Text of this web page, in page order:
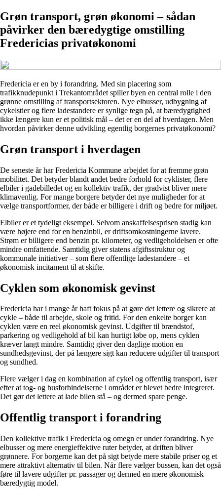
Grøn transport, grøn økonomi – sådan
påvirker den bæredygtige omstilling
Fredericias privatøkonomi
Fredericia er en by i forandring. Med sin placering som
trafikknudepunkt i Trekantområdet spiller byen en central rolle i den
grønne omstilling af transportsektoren. Nye elbusser, udbygning af
cykelstier og flere ladestandere er synlige tegn på, at bæredygtighed
ikke længere kun er et politisk mål – det er en del af hverdagen. Men
hvordan påvirker denne udvikling egentlig borgernes privatøkonomi?
Grøn transport i hverdagen
De seneste år har Fredericia Kommune arbejdet for at fremme grøn
mobilitet. Det betyder blandt andet bedre forhold for cyklister, flere
elbiler i gadebilledet og en kollektiv trafik, der gradvist bliver mere
klimavenlig. For mange borgere betyder det nye muligheder for at
vælge transportformer, der både er billigere i drift og bedre for miljøet.
Elbiler er et tydeligt eksempel. Selvom anskaffelsesprisen stadig kan
være højere end for en benzinbil, er driftsomkostningerne lavere.
Strøm er billigere end benzin pr. kilometer, og vedligeholdelsen er ofte
mindre omfattende. Samtidig giver statens afgiftsstruktur og
kommunale initiativer – som flere offentlige ladestandere – et
økonomisk incitament til at skifte.
Cyklen som økonomisk gevinst
Fredericia har i mange år haft fokus på at gøre det lettere og sikrere at
cykle – både til arbejde, skole og fritid. For den enkelte borger kan
cyklen være en reel økonomisk gevinst. Udgifter til brændstof,
parkering og vedligehold af bil kan hurtigt løbe op, mens cyklen
kræver langt mindre. Samtidig giver den daglige motion en
sundhedsgevinst, der på længere sigt kan reducere udgifter til transport
og sundhed.
Flere vælger i dag en kombination af cykel og offentlig transport, især
efter at tog- og busforbindelserne i området er blevet bedre integreret.
Det gør det lettere at lade bilen stå – og dermed spare penge.
Offentlig transport i forandring
Den kollektive trafik i Fredericia og omegn er under forandring. Nye
elbusser og mere energieffektive ruter betyder, at driften bliver
grønnere. For borgerne kan det på sigt betyde mere stabile priser og et
mere attraktivt alternativ til bilen. Når flere vælger bussen, kan det også
føre til lavere udgifter pr. passager og dermed en mere økonomisk
bæredygtig model.